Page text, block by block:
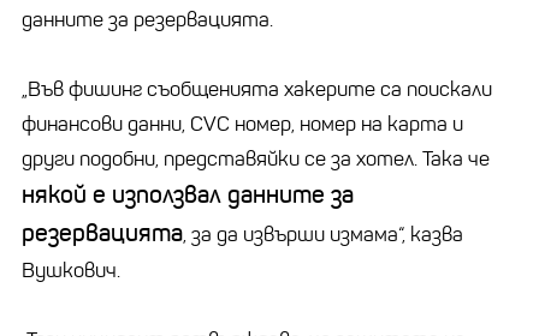
данните за резервацията.
„Във фишинг съобщенията хакерите са поискали
финансови данни, CVC номер, номер на карта и
други подобни, представяйки се за хотел. Така че
някой е използвал данните за
резервацията, за да извърши измама“, казва
Вушкович.